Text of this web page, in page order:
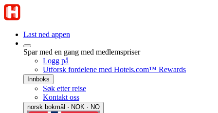
Last ned appen
Spar med en gang med medlemspriser
Logg på
Utforsk fordelene med Hotels.com™ Rewards
Innboks
Søk etter reise
Kontakt oss
norsk bokmål · NOK · NO